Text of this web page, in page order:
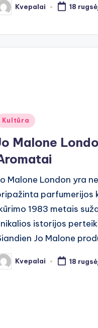
Kvepalai 18
Kultūra
Malone
Malone London yra
parfumerijos
1983 metais
istorijos
Jo Malone
Kvepalai 18